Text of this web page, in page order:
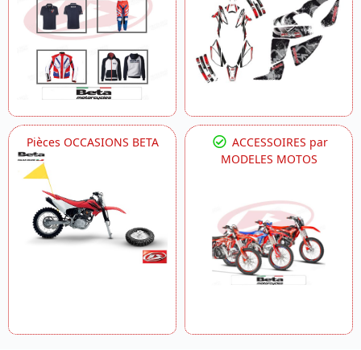
Pièces OCCASIONS BETA
ACCESSOIRES par
MODELES MOTOS